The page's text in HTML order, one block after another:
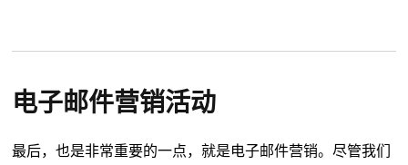
电子邮件营销活动
最后，也是非常重要的一点，就是电子邮件营销。尽管我们